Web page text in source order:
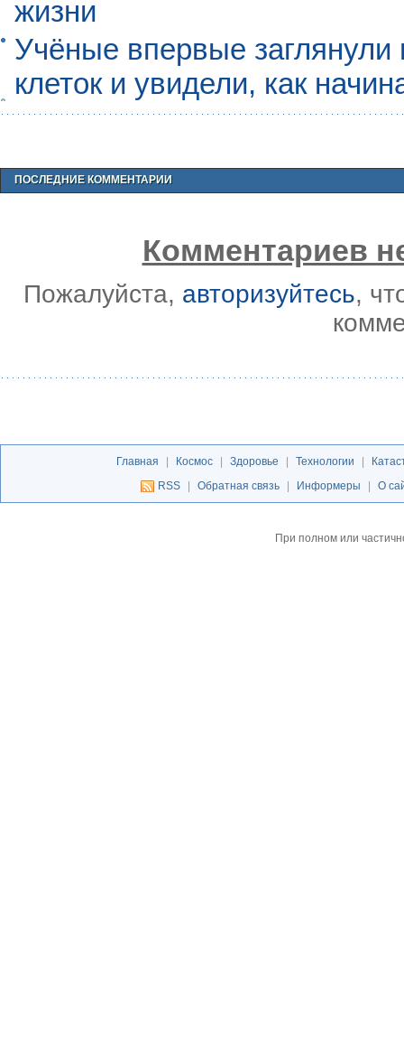
жизни
Учёные впервые
клеток и увидели, как
ПОСЛЕДНИЕ КОММЕНТАРИИ
Комментариев
Пожалуйста, авторизуйтесь,
Главная | Космос | Здоровье | Технологии |
RSS
| Обратная связь | Информеры | О
При полном или